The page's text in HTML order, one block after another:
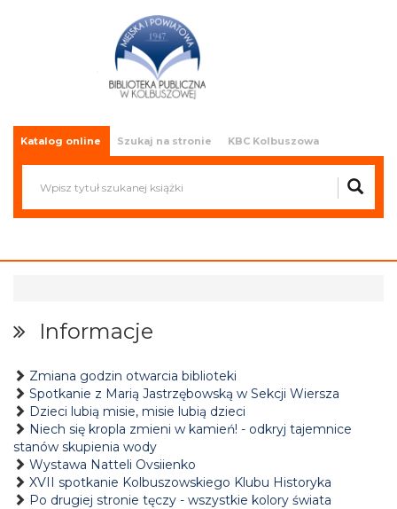
Miejska i Powiatowa Biblioteka
Publiczna w Kolbuszowej
Katalog online Szukaj na stronie KBC Kolbuszowa
Informacje
Zmiana godzin otwarcia biblioteki
Spotkanie z Marią Jastrzębowską w Sekcji Wiersza
Dzieci lubią misie, misie lubią dzieci
Niech się kropla zmieni w kamień! - odkryj tajemnice
stanów skupienia wody
Wystawa Natteli Ovsiienko
XVII spotkanie Kolbuszowskiego Klubu Historyka
Po drugiej stronie tęczy - wszystkie kolory świata